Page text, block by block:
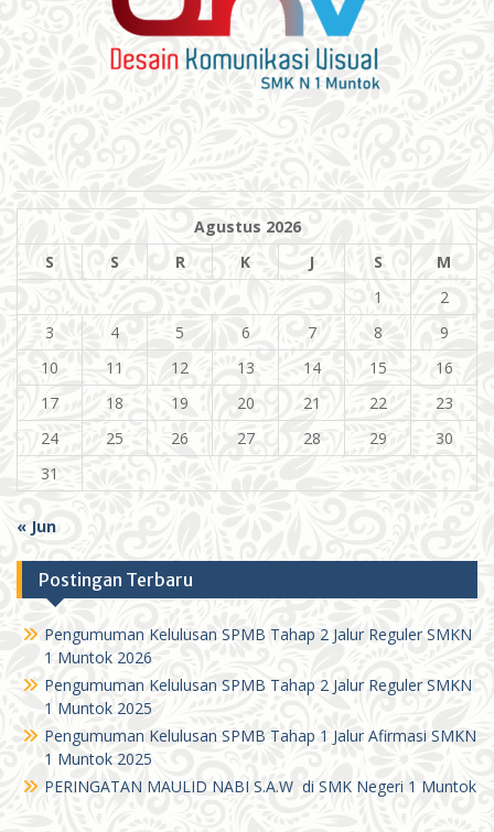
Agustus 2026
S
S R K J S
M
1
2
3
4 5 6 7 8
9
10
11 12 13 14 15
16
17
18 19 20 21 22
23
24
25 26 27 28 29
30
31
« Jun
Postingan Terbaru
Pengumuman Kelulusan SPMB Tahap 2 Jalur Reguler SMKN
1 Muntok 2026
Pengumuman Kelulusan SPMB Tahap 2 Jalur Reguler SMKN
1 Muntok 2025
Pengumuman Kelulusan SPMB Tahap 1 Jalur Afirmasi SMKN
1 Muntok 2025
PERINGATAN MAULID NABI S.A.W di SMK Negeri 1 Muntok